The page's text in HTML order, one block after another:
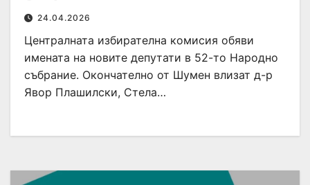
24.04.2026
Централната избирателна комисия обяви
имената на новите депутати в 52-то Народно
събрание. Окончателно от Шумен влизат д-р
Явор Плашилски, Стела…